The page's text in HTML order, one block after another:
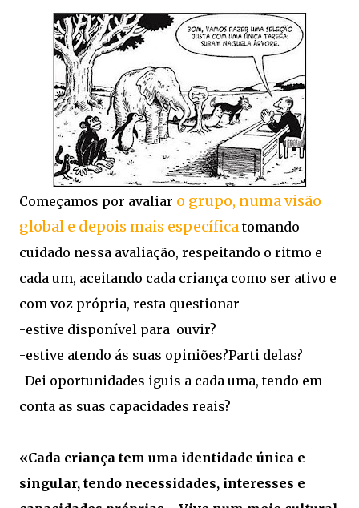
Começamos por avaliar o grupo, numa visão
global e depois mais específica tomando
cuidado nessa avaliação, respeitando o ritmo e
cada um, aceitando cada criança como ser ativo e
com voz própria, resta questionar
-estive disponível para ouvir?
-estive atendo ás suas opiniões?Parti delas?
-Dei oportunidades iguis a cada uma, tendo em
conta as suas capacidades reais?
«Cada criança tem uma identidade única e
singular, tendo necessidades, interesses e